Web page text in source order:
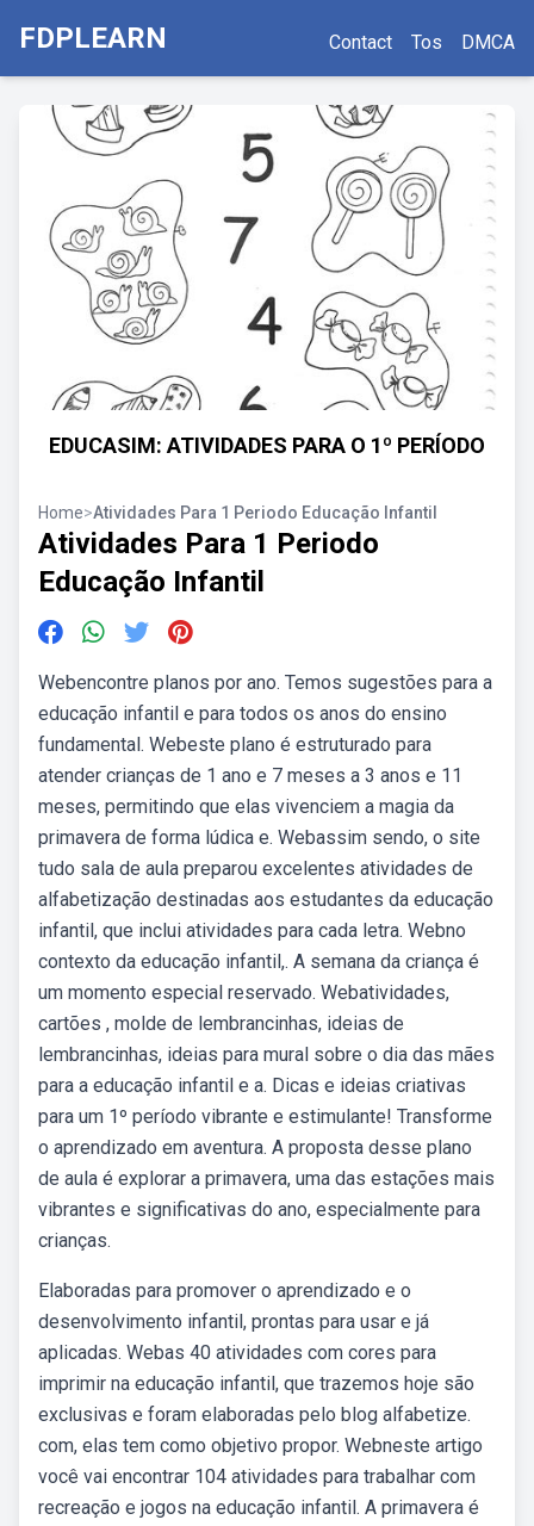
FDPLEARN Contact Tos DMCA
EDUCASIM: ATIVIDADES PARA O 1º PERÍODO
Home>Atividades Para 1 Periodo Educação Infantil
Atividades Para 1 Periodo
Educação Infantil
Webencontre planos por ano. Temos sugestões para a
educação infantil e para todos os anos do ensino
fundamental. Webeste plano é estruturado para
atender crianças de 1 ano e 7 meses a 3 anos e 11
meses, permitindo que elas vivenciem a magia da
primavera de forma lúdica e. Webassim sendo, o site
tudo sala de aula preparou excelentes atividades de
alfabetização destinadas aos estudantes da educação
infantil, que inclui atividades para cada letra. Webno
contexto da educação infantil,. A semana da criança é
um momento especial reservado. Webatividades,
cartões , molde de lembrancinhas, ideias de
lembrancinhas, ideias para mural sobre o dia das mães
para a educação infantil e a. Dicas e ideias criativas
para um 1º período vibrante e estimulante! Transforme
o aprendizado em aventura. A proposta desse plano
de aula é explorar a primavera, uma das estações mais
vibrantes e significativas do ano, especialmente para
crianças.
Elaboradas para promover o aprendizado e o
desenvolvimento infantil, prontas para usar e já
aplicadas. Webas 40 atividades com cores para
imprimir na educação infantil, que trazemos hoje são
exclusivas e foram elaboradas pelo blog alfabetize.
com, elas tem como objetivo propor. Webneste artigo
você vai encontrar 104 atividades para trabalhar com
recreação e jogos na educação infantil. A primavera é